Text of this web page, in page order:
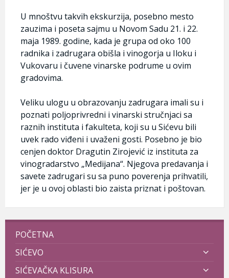
U mnoštvu takvih ekskurzija, posebno mesto
zauzima i poseta sajmu u Novom Sadu 21. i 22.
maja 1989. godine, kada je grupa od oko 100
radnika i zadrugara obišla i vinogorja u Iloku i
Vukovaru i čuvene vinarske podrume u ovim
gradovima.
Veliku ulogu u obrazovanju zadrugara imali su i
poznati poljoprivredni i vinarski stručnjaci sa
raznih instituta i fakulteta, koji su u Sićevu bili
uvek rado viđeni i uvaženi gosti. Posebno je bio
cenjen doktor Dragutin Zirojević iz instituta za
vinogradarstvo „Medijana“. Njegova predavanja i
savete zadrugari su sa puno poverenja prihvatili,
jer je u ovoj oblasti bio zaista priznat i poštovan.
POČETNA
SIĆEVO
SIĆEVAČKA KLISURA